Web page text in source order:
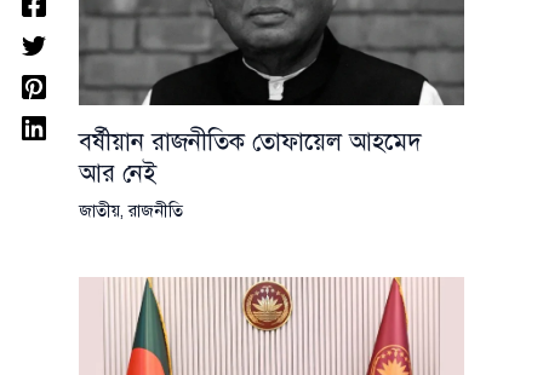
বর্ষীয়ান রাজনীতিক তোফায়েল আহমেদ
আর নেই
জাতীয়,রাজনীতি